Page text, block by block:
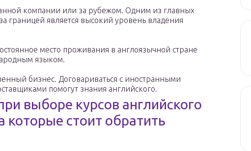
компании или за рубежом. Одним из главных
границей является высокий уровень владения
место проживания в англоязычной стране
языком.
бизнес. Договариваться с иностранными
помогут знания английского.
выборе курсов английского
стоит обратить